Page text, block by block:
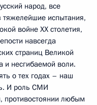
народ, все
испытания,
войне XX столетия,
навсегда
страниц Великой
и несгибаемой воли.
о тех годах – наш
И роль СМИ
противостоянии любым